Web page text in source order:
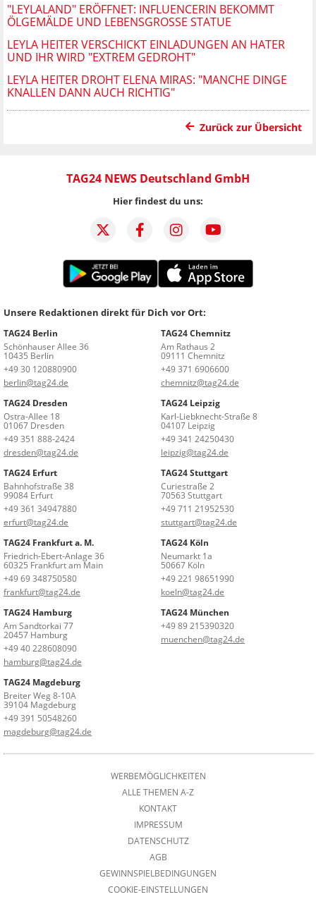
"LEYLALAND" ERÖFFNET: INFLUENCERIN BEKOMMT
ÖLGEMÄLDE UND LEBENSGROSSE STATUE
LEYLA HEITER VERSCHICKT EINLADUNGEN AN HATER
UND IHR WIRD "EXTREM GEDROHT"
LEYLA HEITER DROHT ELENA MIRAS: "MANCHE DINGE
KNALLEN DANN AUCH RICHTIG"
Zurück zur Übersicht
TAG24 NEWS Deutschland GmbH
Hier findest du uns:
Unsere Redaktionen direkt für Dich vor Ort:
TAG24 Berlin
Schönhauser Allee 36
10435 Berlin
+49 30 120880900
berlin@tag24.de
TAG24 Chemnitz
Am Rathaus 2
09111 Chemnitz
+49 371 6906600
chemnitz@tag24.de
TAG24 Dresden
Ostra-Allee 18
01067 Dresden
+49 351 888-2424
dresden@tag24.de
TAG24 Leipzig
Karl-Liebknecht-Straße 8
04107 Leipzig
+49 341 24250430
leipzig@tag24.de
TAG24 Erfurt
Bahnhofstraße 38
99084 Erfurt
+49 361 34947880
erfurt@tag24.de
TAG24 Stuttgart
Curiestraße 2
70563 Stuttgart
+49 711 21952530
stuttgart@tag24.de
TAG24 Frankfurt a. M.
Friedrich-Ebert-Anlage 36
60325 Frankfurt am Main
+49 69 348750580
frankfurt@tag24.de
TAG24 Köln
Neumarkt 1a
50667 Köln
+49 221 98651990
koeln@tag24.de
TAG24 Hamburg
Am Sandtorkai 77
20457 Hamburg
+49 40 228608090
hamburg@tag24.de
TAG24 München
+49 89 215390320
muenchen@tag24.de
TAG24 Magdeburg
Breiter Weg 8-10A
39104 Magdeburg
+49 391 50548260
magdeburg@tag24.de
WERBEMÖGLICHKEITEN
ALLE THEMEN A-Z
KONTAKT
IMPRESSUM
DATENSCHUTZ
AGB
GEWINNSPIELBEDINGUNGEN
COOKIE-EINSTELLUNGEN